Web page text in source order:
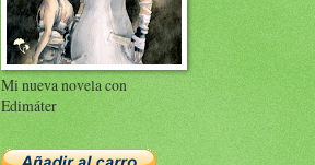
Mi nueva novela con
Edimáter